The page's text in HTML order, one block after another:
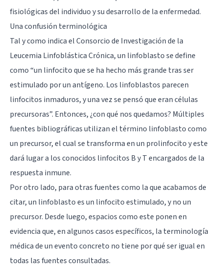
fisiológicas del individuo y su desarrollo de la enfermedad.
Una confusión terminológica
Tal y como indica el Consorcio de Investigación de la
Leucemia Linfoblástica Crónica, un linfoblasto se define
como “un linfocito que se ha hecho más grande tras ser
estimulado por un antígeno. Los linfoblastos parecen
linfocitos inmaduros, y una vez se pensó que eran células
precursoras”. Entonces, ¿con qué nos quedamos? Múltiples
fuentes bibliográficas utilizan el término linfoblasto como
un precursor, el cual se transforma en un prolinfocito y este
dará lugar a los conocidos linfocitos B y T encargados de la
respuesta inmune.
Por otro lado, para otras fuentes como la que acabamos de
citar, un linfoblasto es un linfocito estimulado, y no un
precursor. Desde luego, espacios como este ponen en
evidencia que, en algunos casos específicos, la terminología
médica de un evento concreto no tiene por qué ser igual en
todas las fuentes consultadas.